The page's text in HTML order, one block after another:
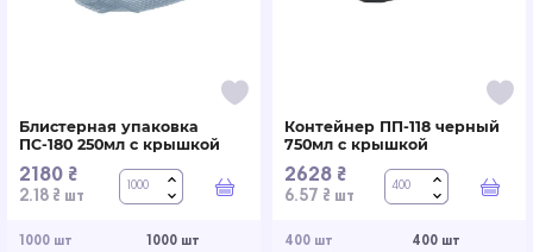
1000 шт
1000 шт
Блистерная упаковка
ПС-180 250мл с крышкой
2180 ₴
2.18 ₴ шт В корзину
400 шт
400 шт
Контейнер ПП-118 черный
750мл с крышкой
2628 ₴
6.57 ₴ шт В